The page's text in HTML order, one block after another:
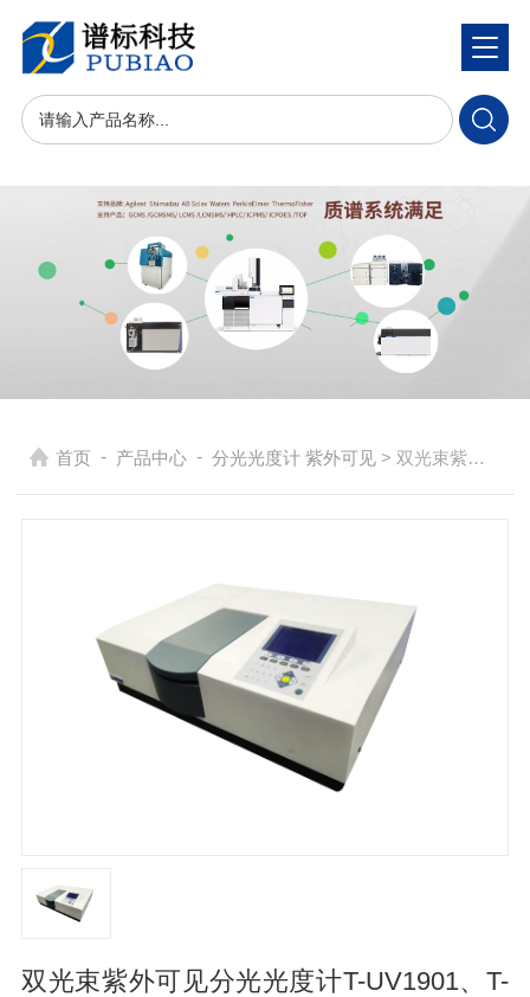
首页 - 产品中心 - 分光光度计 紫外可见 > 双光束紫外可见分光光度计T-UV1901、T-UV1901PCS
双光束紫外可见分光光度计T-UV1901、T-